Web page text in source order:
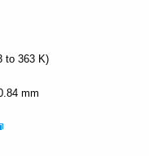
to 363 K)
mm